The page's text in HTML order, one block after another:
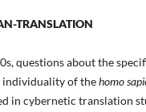
TRANSLATION
questions about the
individuality of thehomo
in cybernetic translation